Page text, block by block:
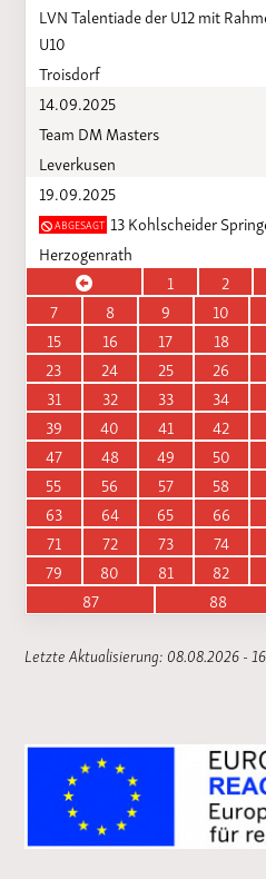
LVN Talentiade der U12 mit
U10
Troisdorf
14.09.2025
Team DM Masters
Leverkusen
19.09.2025
ABGESAGT13 Kohlscheider
Herzogenrath
1
2
7
8 9 10
15
16 17 18
23
24 25 26
31
32 33 34
39
40 41 42
47
48 49 50
55
56 57 58
63
64 65 66
71
72 73 74
79
80 81 82
87
88
Letzte Aktualisierung: 08.08.2026 -